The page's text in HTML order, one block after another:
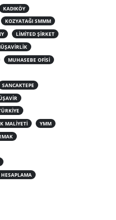
KADIKÖY
KOZYATAĞI SMMM
LIMITED ŞIRKET
MUHASEBE OFISI
SANCAKTEPE
MALIYETI
YMM